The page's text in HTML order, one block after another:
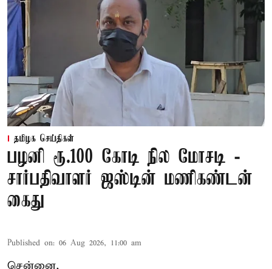
தமிழக செய்திகள்
பழனி ரூ.100 கோடி நில மோசடி -
சார்பதிவாளர் ஜஸ்டின் மணிகண்டன்
கைது
Published on: 06 Aug 2026, 11:00 am
சென்னை,